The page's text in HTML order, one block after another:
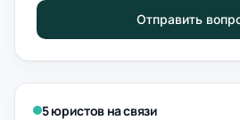
Отправить
5 юристов на связи